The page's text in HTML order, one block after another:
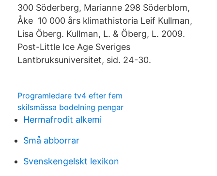
300 Söderberg, Marianne 298 Söderblom,
Åke 10 000 års klimathistoria Leif Kullman,
Lisa Öberg. Kullman, L. & Öberg, L. 2009.
Post-Little Ice Age Sveriges
Lantbruksuniversitet, sid. 24-30.
Programledare tv4 efter fem
skilsmässa bodelning pengar
Hermafrodit alkemi
Små abborrar
Svenskengelskt lexikon